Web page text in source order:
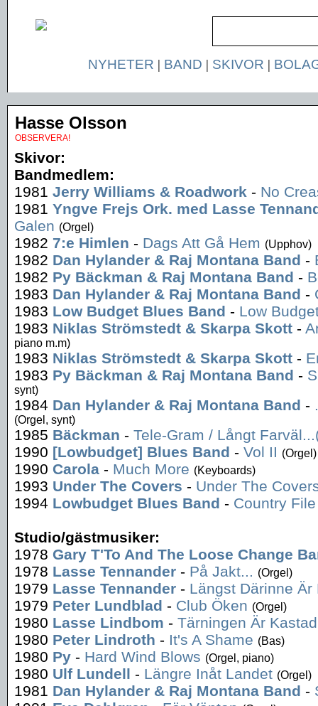
NYHETER | BAND | SKIVOR |
Hasse Olsson
OBSERVERA!
Skivor:
Bandmedlem:
1981 Jerry Williams & Roadwork - No
1981 Yngve Frejs Ork. med Lasse
Galen (Orgel)
1982 7:e Himlen - Dags Att Gå Hem (Upphov)
1982 Dan Hylander & Raj Montana Band -
1982 Py Bäckman & Raj Montana Band -
1983 Dan Hylander & Raj Montana Band -
1983 Low Budget Blues Band - Low
1983 Niklas Strömstedt & Skarpa Skott -
piano m.m)
1983 Niklas Strömstedt & Skarpa Skott -
1983 Py Bäckman & Raj Montana Band -
synt)
1984 Dan Hylander & Raj Montana Band -
(Orgel, synt)
1985 Bäckman - Tele-Gram / Långt
1990 [Lowbudget] Blues Band - Vol II (Orgel)
1990 Carola - Much More (Keyboards)
1993 Under The Covers - Under The
1994 Lowbudget Blues Band - Country File
Studio/gästmusiker:
1978 Gary T'To And The Loose Change
1978 Lasse Tennander - På Jakt... (Orgel)
1979 Lasse Tennander - Längst Därinne
1979 Peter Lundblad - Club Öken (Orgel)
1980 Lasse Lindbom - Tärningen Är Kastad
1980 Peter Lindroth - It's A Shame (Bas)
1980 Py - Hard Wind Blows (Orgel, piano)
1980 Ulf Lundell - Längre Inåt Landet (Orgel)
1981 Dan Hylander & Raj Montana Band -